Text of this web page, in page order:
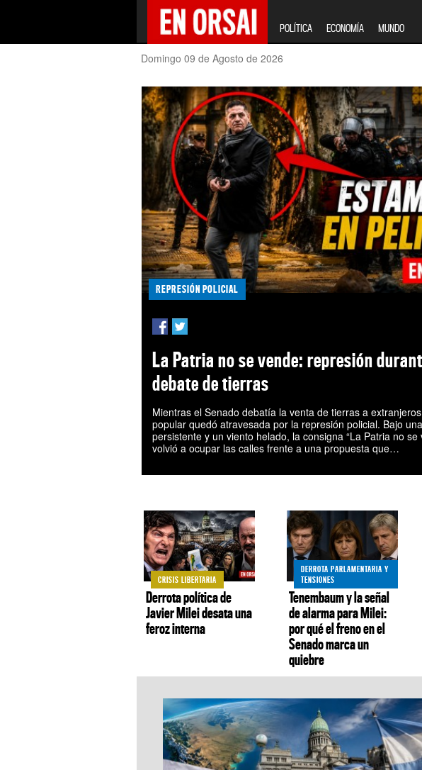
POLÍTICA ECONOMÍA MUNDO
Domingo 09 de Agosto de 2026
REPRESIÓN POLICIAL
La Patria no se vende: represión
debate de tierras
Mientras el Senado debatía la venta de tierras a
popular quedó atravesada por la represión policial. Bajo
persistente y un viento helado, la consigna “La Patria no se
volvió a ocupar las calles frente a una propuesta que…
CRISIS LIBERTARIA
Derrota política de
Javier Milei desata una
feroz interna
DERROTA PARLAMENTARIA Y
TENSIONES
Tenembaum y la señal
de alarma para Milei:
por qué el freno en el
Senado marca un
quiebre